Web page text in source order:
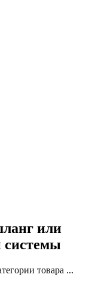
или
системы
товара ...